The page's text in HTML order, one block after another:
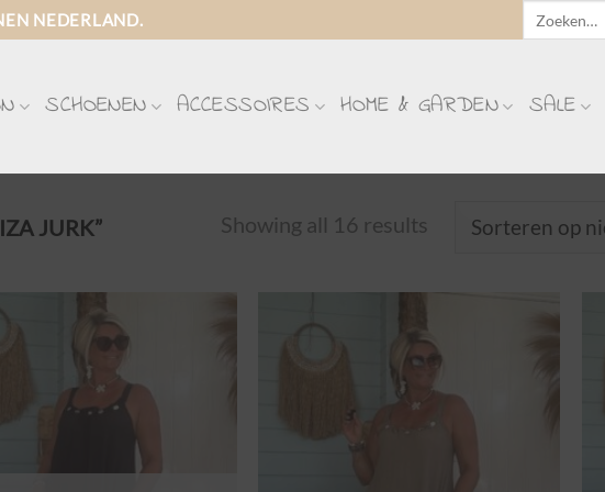
NEDERLAND.
SCHOENEN ACCESSOIRES HOME & GARDEN SALE
JURK” Showing all 16 results